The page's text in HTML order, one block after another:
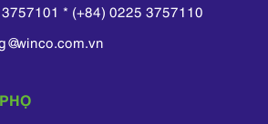
* (+84) 0225 3757110